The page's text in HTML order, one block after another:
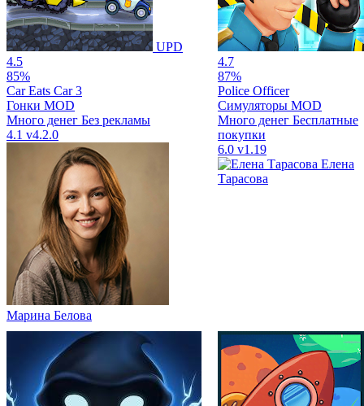
UPD
4.5
85%
Car Eats Car 3
Гонки MOD
Много денег Без рекламы
4.1 v4.2.0
Марина Белова
4.7
87%
Police Officer
Симуляторы MOD
Много денег Бесплатные
покупки
6.0 v1.19
Елена
Тарасова